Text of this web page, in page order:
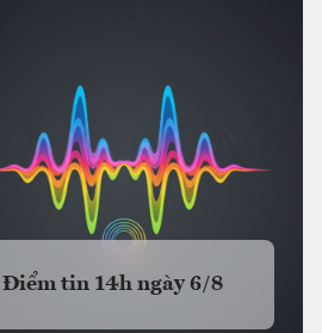
Điểm tin 14h ngày 6/8